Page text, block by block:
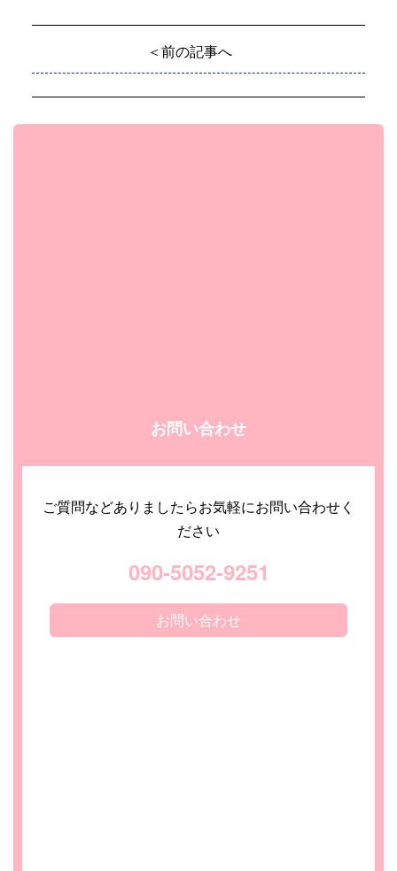
＜前の記事へ
お問い合わせ
ご質問などありましたらお気軽にお問い合わせく
ださい
090-5052-9251
お問い合わせ